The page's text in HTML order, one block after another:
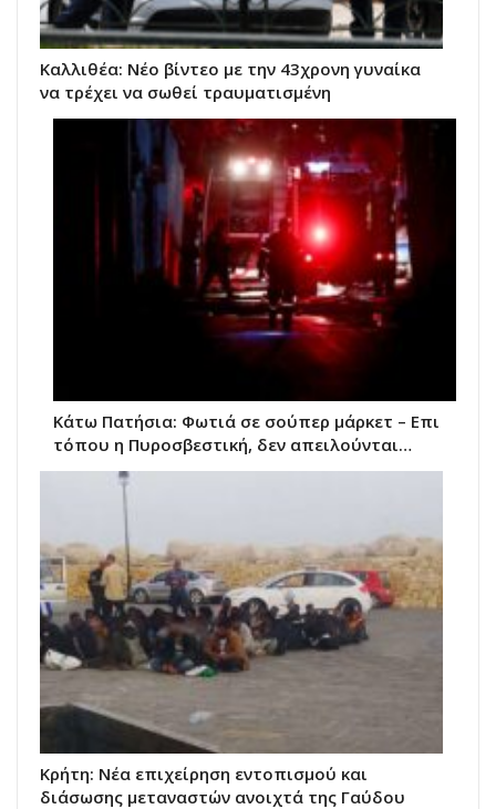
Kαλλιθέα: Νέο βίντεο με την 43χρονη γυναίκα
να τρέχει να σωθεί τραυματισμένη
Κάτω Πατήσια: Φωτιά σε σούπερ μάρκετ – Επι
τόπου η Πυροσβεστική, δεν απειλούνται…
Κρήτη: Νέα επιχείρηση εντοπισμού και
διάσωσης μεταναστών ανοιχτά της Γαύδου